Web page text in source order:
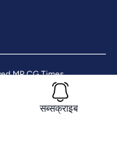
सब्सक्राइब
MP CG Times